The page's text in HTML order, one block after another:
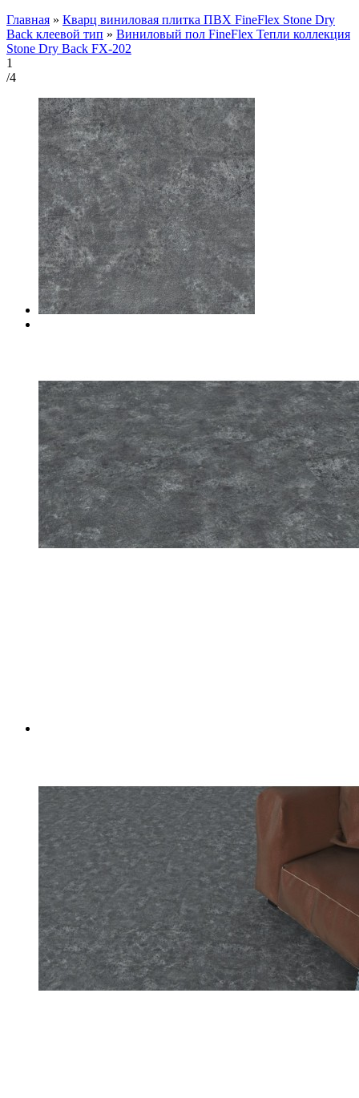
Главная » Кварц виниловая плитка ПВХ FineFlex Stone Dry
Back клеевой тип » Виниловый пол FineFlex Тепли коллекция
Stone Dry Back FX-202
1
/4